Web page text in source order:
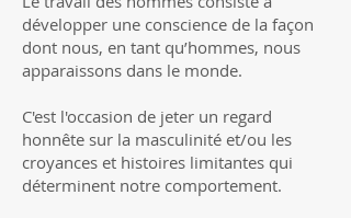
développer une conscience de la façon
dont nous, en tant qu’hommes, nous
apparaissons dans le monde.
C'est l'occasion de jeter un regard
honnête sur la masculinité et/ou les
croyances et histoires limitantes qui
déterminent notre comportement.